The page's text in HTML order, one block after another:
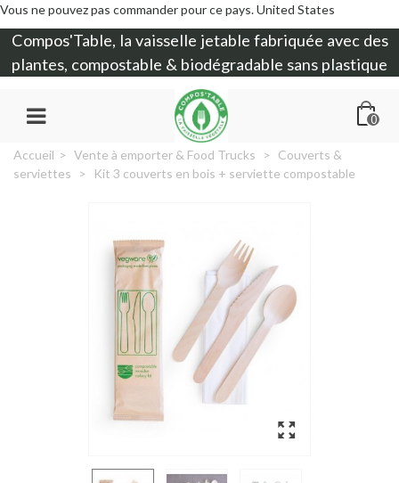
Vous ne pouvez pas commander pour ce pays.United States
Compos'Table, la vaisselle jetable fabriquée avec des
plantes, compostable & biodégradable sans plastique
0
Accueil > Vente à emporter & Food Trucks > Couverts &
serviettes
> Kit 3 couverts en bois + serviette compostable